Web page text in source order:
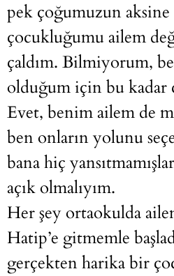
pek çoğumuzun
çocukluğumu ailem
çaldım. Bilmiyorum,
olduğum için bu kadar
Evet, benim ailem de
ben onların yolunu
bana hiç
açık olmalıyım.
Her şey ortaokulda
Hatip’e gitmemle
gerçekten harika bir